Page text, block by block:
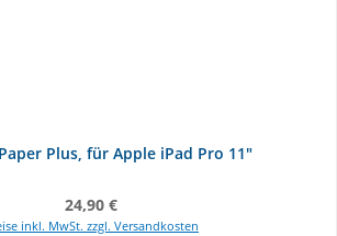
Plus, für Apple iPad Pro 11"
Regulärer Preis:
24,90 €
inkl. MwSt. zzgl. Versandkosten